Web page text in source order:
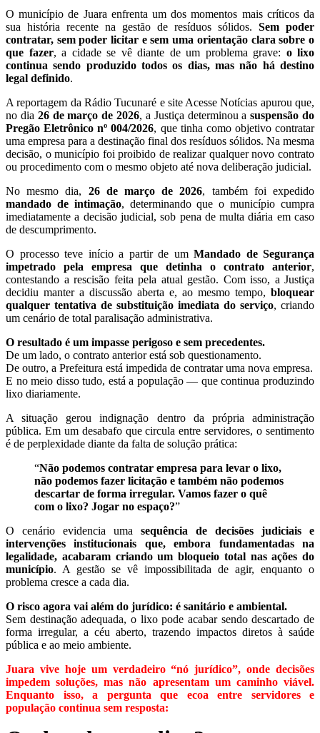
O município de Juara enfrenta um dos momentos mais críticos da
sua história recente na gestão de resíduos sólidos. Sem poder
contratar, sem poder licitar e sem uma orientação clara sobre o
que fazer, a cidade se vê diante de um problema grave: o lixo
continua sendo produzido todos os dias, mas não há destino
legal definido.
A reportagem da Rádio Tucunaré e site Acesse Notícias apurou que,
no dia 26 de março de 2026, a Justiça determinou asuspensão do
Pregão Eletrônico nº 004/2026, que tinha como objetivo contratar
uma empresa para a destinação final dos resíduos sólidos. Na mesma
decisão, o município foi proibido de realizar qualquer novo contrato
ou procedimento com o mesmo objeto até nova deliberação judicial.
No mesmo dia, 26 de março de 2026, também foi expedido
mandado de intimação, determinando que o município cumpra
imediatamente a decisão judicial, sob pena de multa diária em caso
de descumprimento.
O processo teve início a partir de um Mandado de Segurança
impetrado pela empresa que detinha o contrato anterior,
contestando a rescisão feita pela atual gestão. Com isso, a Justiça
decidiu manter a discussão aberta e, ao mesmo tempo, bloquear
qualquer tentativa de substituição imediata do serviço, criando
um cenário de total paralisação administrativa.
O resultado é um impasse perigoso e sem precedentes.
De um lado, o contrato anterior está sob questionamento.
De outro, a Prefeitura está impedida de contratar uma nova empresa.
E no meio disso tudo, está a população — que continua produzindo
lixo diariamente.
A situação gerou indignação dentro da própria administração
pública. Em um desabafo que circula entre servidores, o sentimento
é de perplexidade diante da falta de solução prática:
“Não podemos contratar empresa para levar o lixo,
não podemos fazer licitação e também não podemos
descartar de forma irregular. Vamos fazer o quê
com o lixo? Jogar no espaço?”
O cenário evidencia uma sequência de decisões judiciais e
intervenções institucionais que, embora fundamentadas na
legalidade, acabaram criando um bloqueio total nas ações do
município. A gestão se vê impossibilitada de agir, enquanto o
problema cresce a cada dia.
O risco agora vai além do jurídico: é sanitário e ambiental.
Sem destinação adequada, o lixo pode acabar sendo descartado de
forma irregular, a céu aberto, trazendo impactos diretos à saúde
pública e ao meio ambiente.
Juara vive hoje um verdadeiro “nó jurídico”, onde decisões
impedem soluções, mas não apresentam um caminho viável.
Enquanto isso, a pergunta que ecoa entre servidores e
população continua sem resposta: